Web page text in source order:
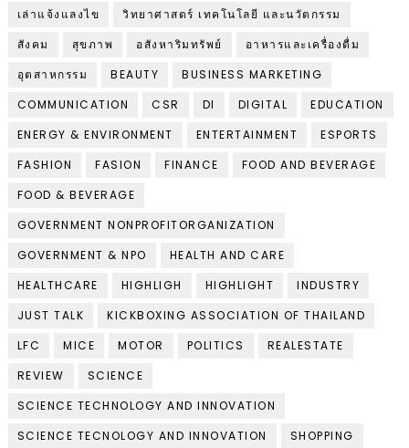
เล่าแจ้งแลงไข
วิทยาศาสตร์ เทคโนโลยี และนวัตกรรม
สังคม
สุขภาพ อสังหาริมทรัพย์
อาหารและเครื่องดื่ม
อุตสาหกรรม
BEAUTY
BUSINESS MARKETING
COMMUNICATION
CSR DI DIGITAL
EDUCATION
ENERGY & ENVIRONMENT
ENTERTAINMENT
ESPORTS
FASHION
FASION FINANCE
FOOD AND BEVERAGE
FOOD & BEVERAGE
GOVERNMENT NONPROFITORGANIZATION
GOVERNMENT & NPO
HEALTH AND CARE
HEALTHCARE
HIGHLIGH HIGHLIGHT
INDUSTRY
JUST TALK
KICKBOXING ASSOCIATION OF THAILAND
LFC
MICE MOTOR POLITICS
REALESTATE
REVIEW
SCIENCE
SCIENCE TECHNOLOGY AND INNOVATION
SCIENCE TECNOLOGY AND INNOVATION
SHOPPING